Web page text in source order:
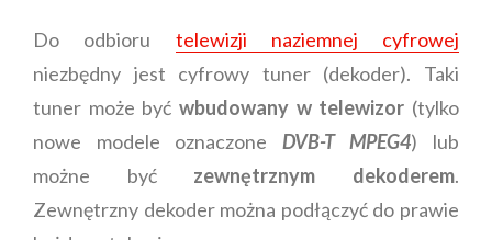
Do odbioru telewizji naziemnej cyfrowej
niezbędny jest cyfrowy tuner (dekoder). Taki
tuner może być wbudowany w telewizor (tylko
nowe modele oznaczone DVB-T MPEG4) lub
możne być zewnętrznym dekoderem.
Zewnętrzny dekoder można podłączyć do prawie